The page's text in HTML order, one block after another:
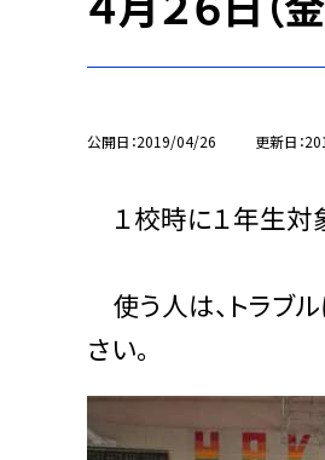
公開日 2019/04/26 更新日
１校時に１年生対
使う人は、トラブ
さい。